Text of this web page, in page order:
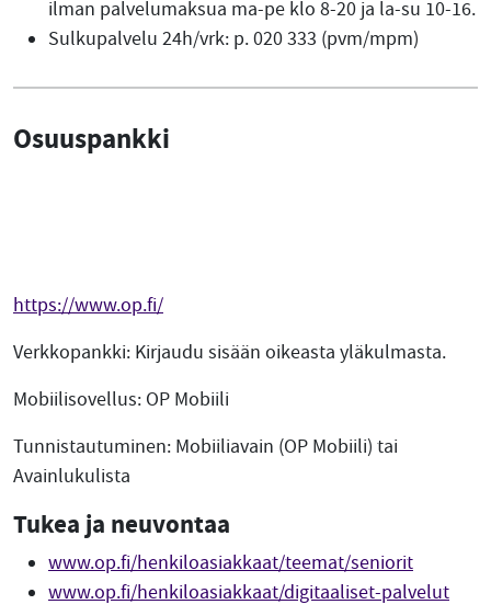
ilman palvelumaksua ma-pe klo 8-20 ja la-su 10-16.
Sulkupalvelu 24h/vrk: p. 020 333 (pvm/mpm)
Osuuspankki
https://www.op.fi/
Verkkopankki: Kirjaudu sisään oikeasta yläkulmasta.
Mobiilisovellus: OP Mobiili
Tunnistautuminen: Mobiiliavain (OP Mobiili) tai
Avainlukulista
Tukea ja neuvontaa
www.op.fi/henkiloasiakkaat/teemat/seniorit
www.op.fi/henkiloasiakkaat/digitaaliset-palvelut